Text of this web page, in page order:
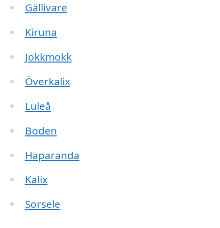
Gällivare
Kiruna
Jokkmokk
Överkalix
Luleå
Boden
Haparanda
Kalix
Sorsele